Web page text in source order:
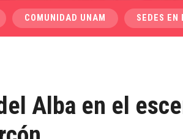
COMUNIDAD UNAM SEDES EN
Alba en el